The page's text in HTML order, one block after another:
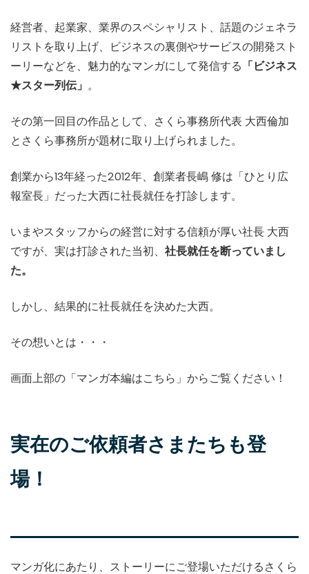
経営者、起業家、業界のスペシャリスト、話題のジェネラ
リストを取り上げ、ビジネスの裏側やサービスの開発スト
ーリーなどを、魅力的なマンガにして発信する 「ビジネス
★スター列伝」 。
その第一回目の作品として、さくら事務所代表 大西倫加
とさくら事務所が題材に取り上げられました。
創業から13年経った2012年、創業者長嶋 修は「ひとり広
報室長」だった大西に社長就任を打診します。
いまやスタッフからの経営に対する信頼が厚い社長 大西
ですが、実は打診された当初、 社長就任を断っていまし
た。
しかし、結果的に社長就任を決めた大西。
その想いとは・・・
画面上部の「マンガ本編はこちら」からご覧ください！
実在のご依頼者さまたちも登
場！
マンガ化にあたり、ストーリーにご登場いただけるさくら